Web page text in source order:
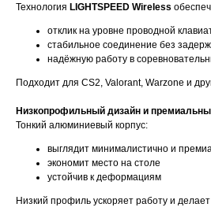
Технология LIGHTSPEED Wireless
отклик на уровне проводной
стабильное соединение без
надёжную работу в
Подходит для CS2, Valorant, Warzone и
Низкопрофильный дизайн и
Тонкий алюминиевый корпус:
выглядит минималистично и
экономит место на столе
устойчив к деформациям
Низкий профиль ускоряет работу и